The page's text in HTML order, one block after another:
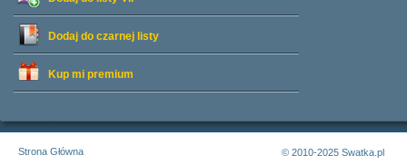
Dodaj do czarnej listy
Kup mi premium
Strona Główna
© 2010-2025 Swatka.pl